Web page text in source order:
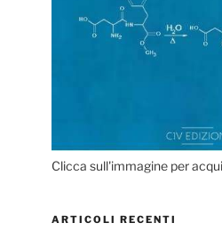
Clicca sull'immagine per
ARTICOLI RECENTI